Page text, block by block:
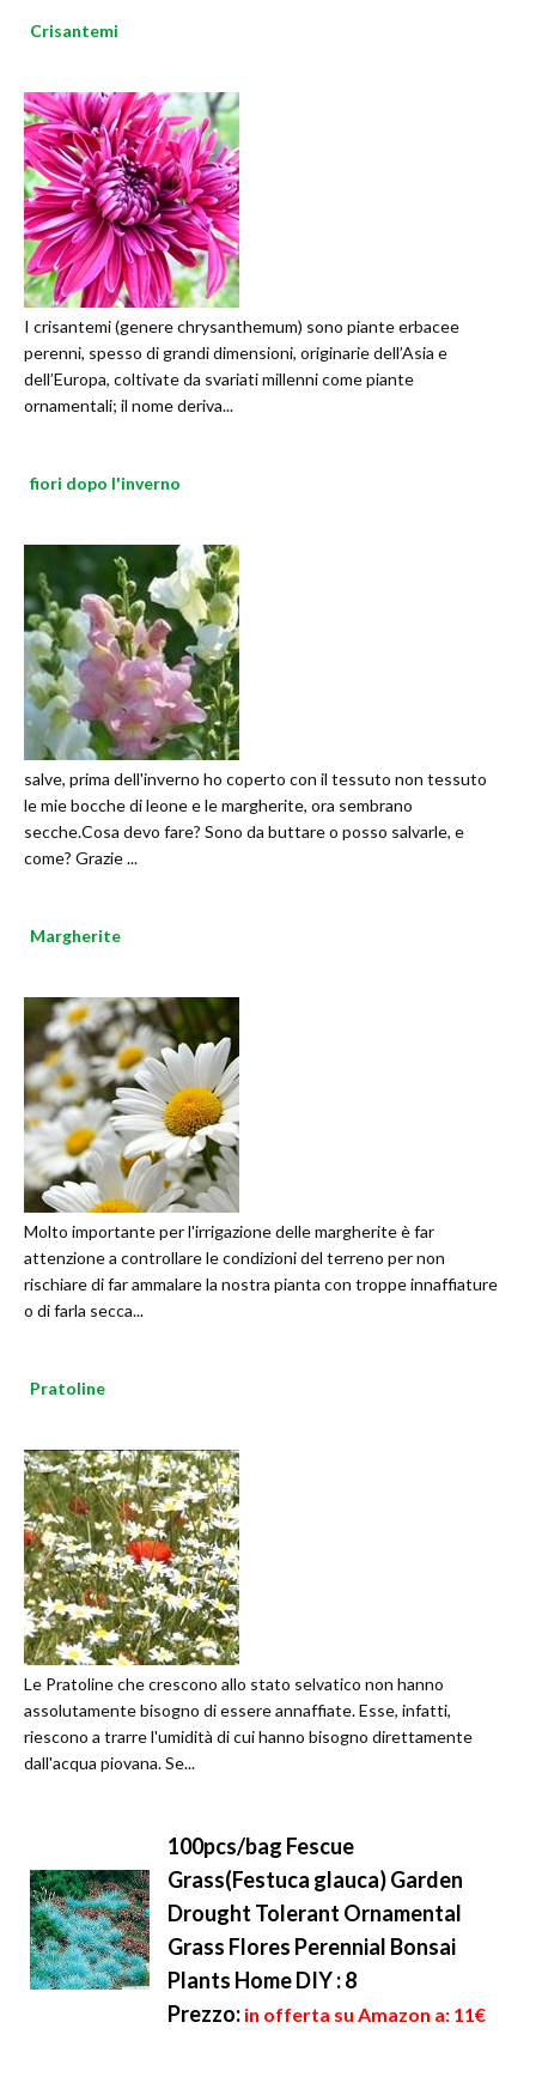
Crisantemi
I crisantemi (genere chrysanthemum) sono piante erbacee
perenni, spesso di grandi dimensioni, originarie dell’Asia e
dell’Europa, coltivate da svariati millenni come piante
ornamentali; il nome deriva...
fiori dopo l'inverno
salve, prima dell'inverno ho coperto con il tessuto non tessuto
le mie bocche di leone e le margherite, ora sembrano
secche.Cosa devo fare? Sono da buttare o posso salvarle, e
come? Grazie ...
Margherite
Molto importante per l'irrigazione delle margherite è far
attenzione a controllare le condizioni del terreno per non
rischiare di far ammalare la nostra pianta con troppe innaffiature
o di farla secca...
Pratoline
Le Pratoline che crescono allo stato selvatico non hanno
assolutamente bisogno di essere annaffiate. Esse, infatti,
riescono a trarre l'umidità di cui hanno bisogno direttamente
dall'acqua piovana. Se...
100pcs/bag Fescue
Grass(Festuca glauca) Garden
Drought Tolerant Ornamental
Grass Flores Perennial Bonsai
Plants Home DIY : 8
Prezzo: in offerta su Amazon a: 11€